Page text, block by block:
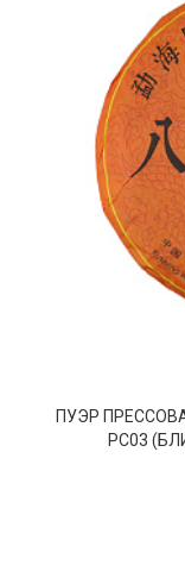
ПУЭР
РС03